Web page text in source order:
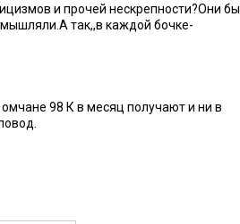
и прочей нескрепности?Они бы
так,,в каждой бочке-
98 К в месяц получают и ни в